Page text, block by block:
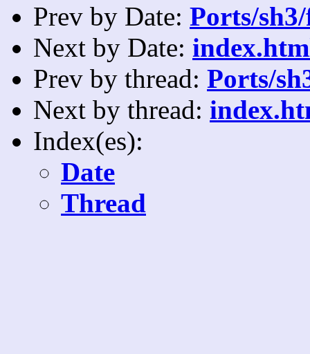
Prev by Date: Ports/
Next by Date:
Prev by thread: Ports/
Next by thread:
Index(es):
Date
Thread